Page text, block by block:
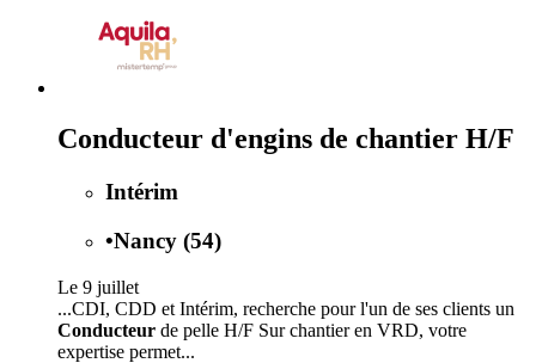
Conducteur d'engins de chantier H/F
Intérim
•Nancy (54)
Le 9 juillet
...CDI, CDD et Intérim, recherche pour l'un de ses clients un
Conducteur de pelle H/F Sur chantier en VRD, votre
expertise permet...